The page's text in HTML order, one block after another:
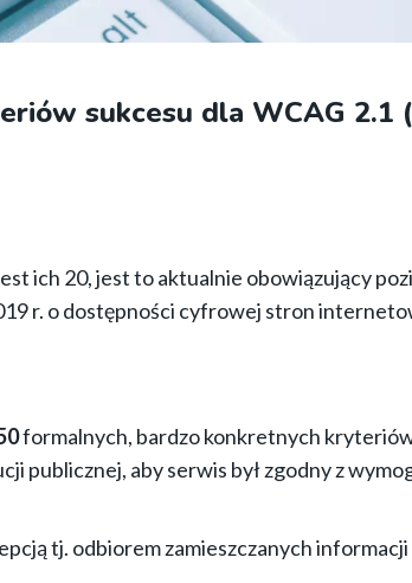
sukcesu dla WCAG 2.1
ich 20, jest to aktualnie obowiązujący
r. o dostępności cyfrowej stron
formalnych, bardzo konkretnych
publicznej, aby serwis był zgodny z
tj. odbiorem zamieszczanych informacji